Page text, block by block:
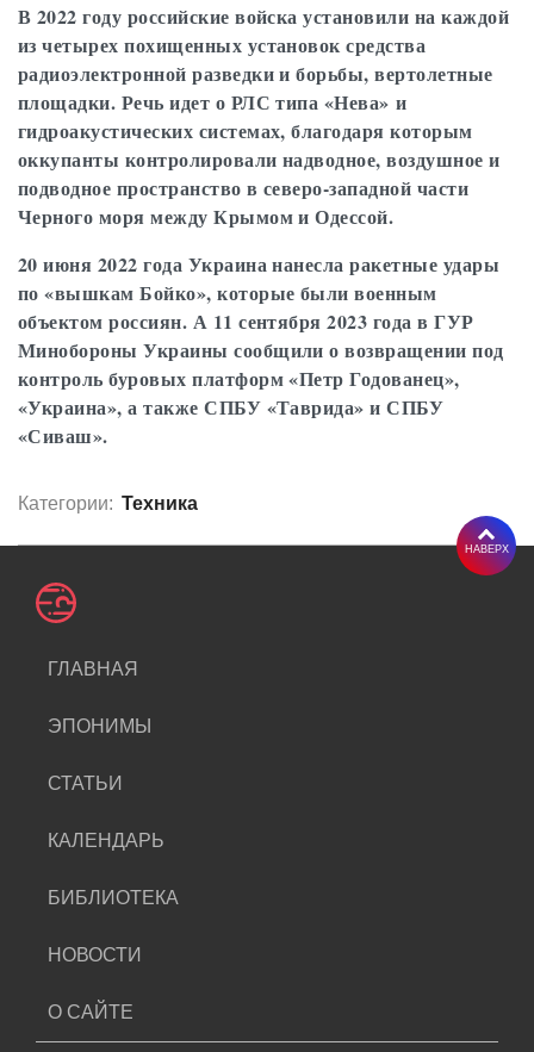
В 2022 году российские войска установили на каждой
из четырех похищенных установок средства
радиоэлектронной разведки и борьбы, вертолетные
площадки. Речь идет о РЛС типа «Нева» и
гидроакустических системах, благодаря которым
оккупанты контролировали надводное, воздушное и
подводное пространство в северо-западной части
Черного моря между Крымом и Одессой.
20 июня 2022 года Украина нанесла ракетные удары
по «вышкам Бойко», которые были военным
объектом россиян. А 11 сентября 2023 года в ГУР
Минобороны Украины сообщили о возвращении под
контроль буровых платформ «Петр Годованец»,
«Украина», а также СПБУ «Таврида» и СПБУ
«Сиваш».
Категории: Техника
ГЛАВНАЯ
ЭПОНИМЫ
СТАТЬИ
КАЛЕНДАРЬ
БИБЛИОТЕКА
НОВОСТИ
О САЙТЕ
НАВЕРХ